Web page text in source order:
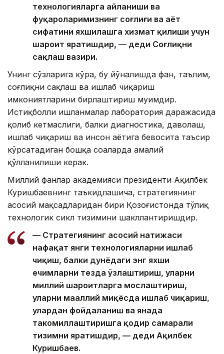
технологияларга айланиши ва
фуқароларимизнинг соғлиғи ва ҳаёт
сифатини яхшилашга хизмат қилиши учун
шароит яратишдир, — деди Соғлиқни
сақлаш вазири.
Унинг сўзларига кўра, бу йўналишда фан, таълим,
соғлиқни сақлаш ва ишлаб чиқариш
имкониятларини бирлаштириш муҳимдир.
Истиқболли ишланмалар лаборатория даражасида
қолиб кетмаслиги, балки диагностика, даволаш,
ишлаб чиқариш ва инсон ҳаётига бевосита таъсир
кўрсатадиган бошқа соҳаларда амалий
қўлланилиши керак.
Миллий фанлар академияси президенти Ақилбек
Куришбаевнинг таъкидлашича, стратегиянинг
асосий мақсадларидан бири Қозоғистонда тўлиқ
технологик сикл тизимини шакллантиришдир.
— Стратегиянинг асосий натижаси
нафақат янги технологияларни ишлаб
чиқиш, балки дунёдаги энг яхши
ечимларни тезда ўзлаштириш, уларни
миллий шароитларга мослаштириш,
уларни маҳаллий миқёсда ишлаб чиқариш,
улардан фойдаланиш ва янада
такомиллаштиришга қодир самарали
тизимни яратишдир, — деди Ақилбек
Куришбаев.